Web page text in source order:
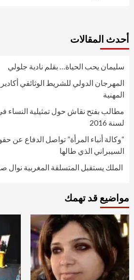
أحدث المقالات
سليمان يحب الحياة… بقلم نادية جلولي
المهنية
مطالب بفتح نقاش حول تمثيلية النساء في
لسنة 2016
“وكالة أنباء المرأة” تواصل الدفاع عن
السيبراني الذي طالها
الملك يستقبل المتسلقة المغربية نوال
مواضيع قد تهمك